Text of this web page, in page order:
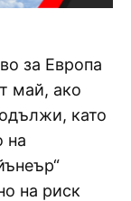
за Европа
май, ако
като
на
на риск